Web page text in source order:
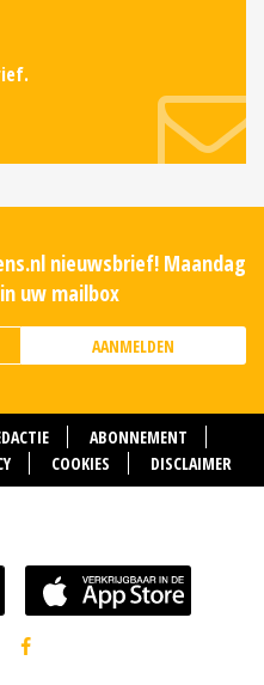
nieuwsbrief! Maandag
uw mailbox
AANMELDEN
ABONNEMENT
COOKIES DISCLAIMER